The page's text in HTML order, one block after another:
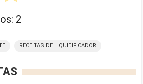
2
RECEITAS DE LIQUIDIFICADOR